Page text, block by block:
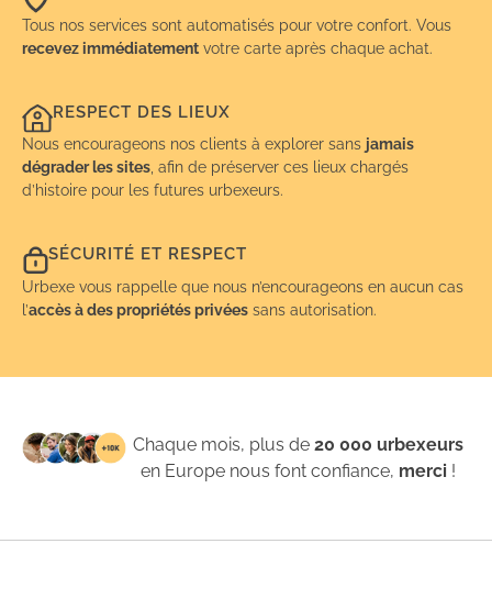
Tous nos services sont automatisés pour votre confort. Vous
recevez immédiatement votre carte après chaque achat.
RESPECT DES LIEUX
Nous encourageons nos clients à explorer sans jamais
dégrader les sites , afin de préserver ces lieux chargés
d’histoire pour les futures urbexeurs.
SÉCURITÉ ET RESPECT
Urbexe vous rappelle que nous n’encourageons en aucun cas
l’accès à des propriétés privées sans autorisation.
Chaque mois, plus de20 000 urbexeurs
en Europe nous font confiance, merci !